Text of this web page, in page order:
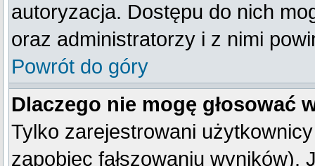
autoryzacja. Dostępu do nich
oraz administratorzy i z nimi
Powrót do góry
Dlaczego nie mogę głosować
Tylko zarejestrowani
zapobiec fałszowaniu wyników).